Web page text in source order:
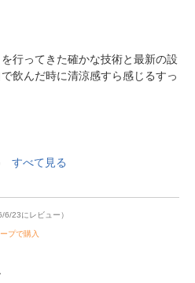
行ってきた確かな技術と最新の設
飲んだ時に清涼感すら感じるすっ
すべて見る
6/23にレビュー）
プで購入